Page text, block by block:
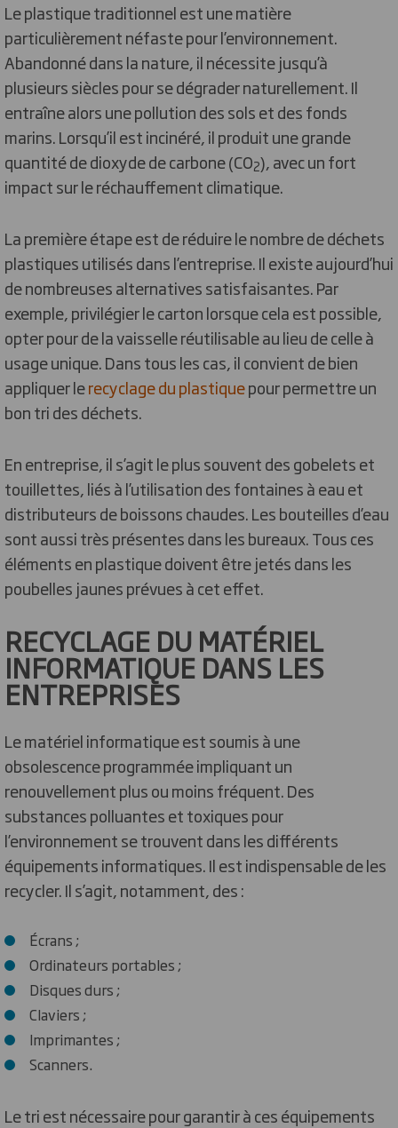
Le plastique traditionnel est une matière
particulièrement néfaste pour l’environnement.
Abandonné dans la nature, il nécessite jusqu’à
plusieurs siècles pour se dégrader naturellement. Il
entraîne alors une pollution des sols et des fonds
marins. Lorsqu’il est incinéré, il produit une grande
quantité de dioxyde de carbone (CO2), avec un fort
impact sur le réchauffement climatique.
La première étape est de réduire le nombre de déchets
plastiques utilisés dans l’entreprise. Il existe aujourd’hui
de nombreuses alternatives satisfaisantes. Par
exemple, privilégier le carton lorsque cela est possible,
opter pour de la vaisselle réutilisable au lieu de celle à
usage unique. Dans tous les cas, il convient de bien
appliquer lerecyclage du plastiquepour permettre un
bon tri des déchets.
En entreprise, il s’agit le plus souvent des gobelets et
touillettes, liés à l’utilisation des fontaines à eau et
distributeurs de boissons chaudes. Les bouteilles d’eau
sont aussi très présentes dans les bureaux. Tous ces
éléments en plastique doivent être jetés dans les
poubelles jaunes prévues à cet effet.
RECYCLAGE DU MATÉRIEL
INFORMATIQUE DANS LES
ENTREPRISES
Le matériel informatique est soumis à une
obsolescence programmée impliquant un
renouvellement plus ou moins fréquent. Des
substances polluantes et toxiques pour
l’environnement se trouvent dans les différents
équipements informatiques. Il est indispensable de les
recycler. Il s’agit, notamment, des :
Écrans ;
Ordinateurs portables ;
Disques durs ;
Claviers ;
Imprimantes ;
Scanners.
Le tri est nécessaire pour garantir à ces équipements